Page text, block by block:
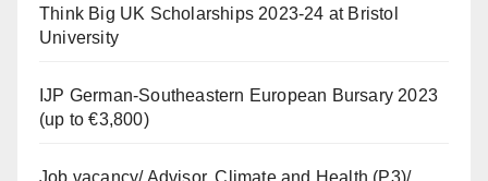
Think Big UK Scholarships 2023-24 at Bristol
University
IJP German-Southeastern European Bursary 2023
(up to €3,800)
Job vacancy/ Advisor, Climate and Health (P3)/